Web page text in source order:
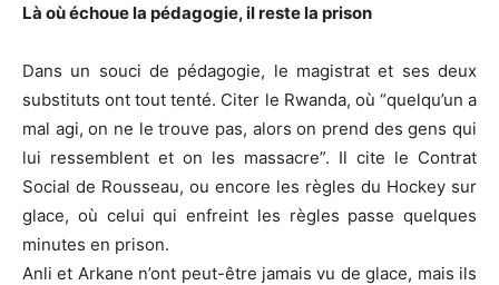
Là où échoue la pédagogie, il reste la prison
Dans un souci de pédagogie, le magistrat et ses deux
substituts ont tout tenté. Citer le Rwanda, où “quelqu’un a
mal agi, on ne le trouve pas, alors on prend des gens qui
lui ressemblent et on les massacre”. Il cite le Contrat
Social de Rousseau, ou encore les règles du Hockey sur
glace, où celui qui enfreint les règles passe quelques
minutes en prison.
Anli et Arkane n’ont peut-être jamais vu de glace, mais ils